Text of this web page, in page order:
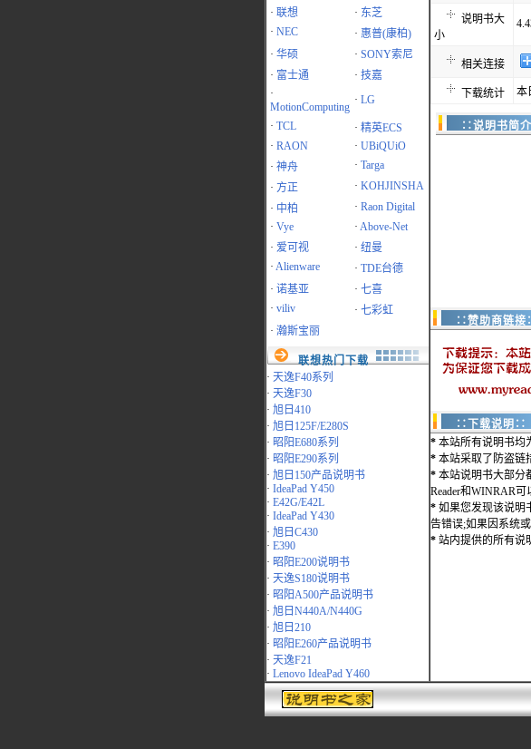
· 联想 · 东芝
· NEC · 惠普(康柏)
· 华硕 · SONY索尼
· 富士通 · 技嘉
·
MotionComputing
· LG
· TCL · 精英ECS
· RAON · UBiQUiO
· 神舟 · Targa
· 方正 · KOHJINSHA
· 中柏 · Raon Digital
· Vye · Above-Net
· 爱可视 · 纽曼
· Alienware · TDE台德
· 诺基亚 · 七喜
· viliv · 七彩虹
· 瀚斯宝丽
联想热门下载
· 天逸F40系列
· 天逸F30
· 旭日410
· 旭日125F/E280S
· 昭阳E680系列
· 昭阳E290系列
· 旭日150产品说明书
· IdeaPad Y450
· E42G/E42L
· IdeaPad Y430
· 旭日C430
· E390
· 昭阳E200说明书
· 天逸S180说明书
· 昭阳A500产品说明书
· 旭日N440A/N440G
· 旭日210
· 昭阳E260产品说明书
· 天逸F21
· Lenovo IdeaPad Y460
说明书大
小
相关连接
下载统计 本
∷说明书简
∷赞助商链
∷下载说明∷
* 本站所有说明书均
* 本站采取了防盗链
* 本站说明书大部分
Reader和WINRAR
* 如果您发现该说明
告错误;如果因系统
* 站内提供的所有说